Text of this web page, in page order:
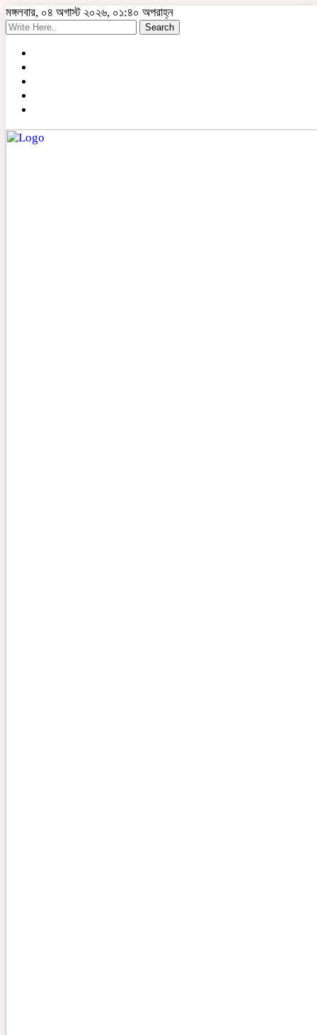
মঙ্গলবার, ০৪ অগাস্ট ২০২৬, ০১:৪০ অপরাহ্ন
Search